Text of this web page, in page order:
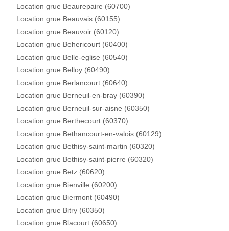
Location grue Beaurepaire (60700)
Location grue Beauvais (60155)
Location grue Beauvoir (60120)
Location grue Behericourt (60400)
Location grue Belle-eglise (60540)
Location grue Belloy (60490)
Location grue Berlancourt (60640)
Location grue Berneuil-en-bray (60390)
Location grue Berneuil-sur-aisne (60350)
Location grue Berthecourt (60370)
Location grue Bethancourt-en-valois (60129)
Location grue Bethisy-saint-martin (60320)
Location grue Bethisy-saint-pierre (60320)
Location grue Betz (60620)
Location grue Bienville (60200)
Location grue Biermont (60490)
Location grue Bitry (60350)
Location grue Blacourt (60650)